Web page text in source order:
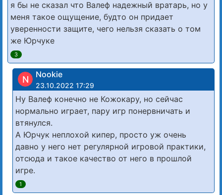
я бы не сказал что Валеф надежный вратарь, но у
меня такое ощущение, будто он придает
уверенности защите, чего нельзя сказать о том
же Юрчуке
3
N Nookie
23.10.2022 17:29
Ну Валеф конечно не Кожокару, но сейчас
нормально играет, пару игр понервничать и
втянулся.
А Юрчук неплохой кипер, просто уж очень
давно у него нет регулярной игровой практики,
отсюда и такое качество от него в прошлой
игре.
1